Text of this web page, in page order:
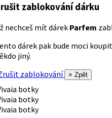
zablokování dárku
nechceš mít dárek Parfem
dárek pak bude moci
jiný.
zablokování
× Zpět